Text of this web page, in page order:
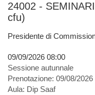
24002 -
cfu)
Presidente di
09/09/2026 08:00
Sessione autunnale
Prenotazione: 09/08/
Aula: Dip Saaf